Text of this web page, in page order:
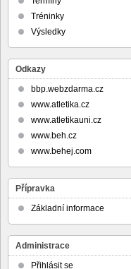
Tréninky
Výsledky
Odkazy
bbp.webzdarma.cz
www.atletika.cz
www.atletikauni.cz
www.beh.cz
www.behej.com
Přípravka
Základní informace
Administrace
Přihlásit se